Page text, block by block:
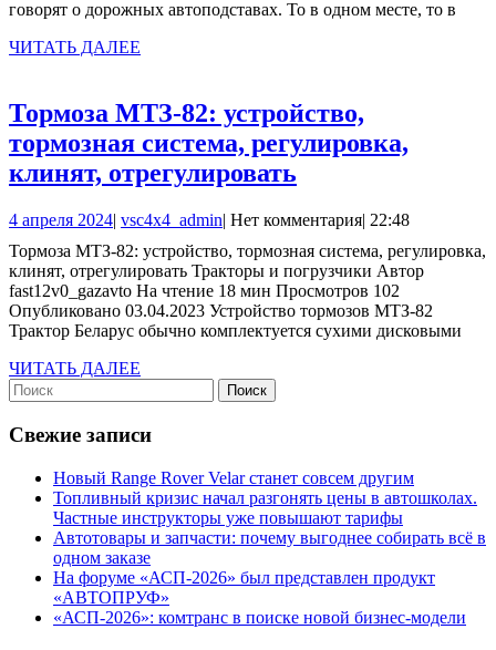
говорят о дорожных автоподставах. То в одном месте, то в
ЧИТАТЬ ДАЛЕЕ
Тормоза МТЗ-82: устройство,
тормозная система, регулировка,
клинят, отрегулировать
устройство,
тормозная
система,
регулировка,
4 апреля 20244
2024
| vsc4x4_adminvsc4x4_admin
| Нет комментария| 22:48
Тормоза МТЗ-82: устройство, тормозная система, регулировка,
клинят, отрегулировать Тракторы и погрузчики Автор
fast12v0_gazavto На чтение 18 мин Просмотров 102
Опубликовано 03.04.2023 Устройство тормозов МТЗ-82
Трактор Беларус обычно комплектуется сухими дисковыми
ЧИТАТЬ ДАЛЕЕ
Найти:
Свежие записи
Новый Range Rover Velar станет совсем другим
Топливный кризис начал разгонять цены в автошколах.
Частные инструкторы уже повышают тарифы
Автотовары и запчасти: почему выгоднее собирать всё в
одном заказе
На форуме «АСП-2026» был представлен продукт
«АВТОПРУФ»
«АСП-2026»: комтранс в поиске новой бизнес-модели